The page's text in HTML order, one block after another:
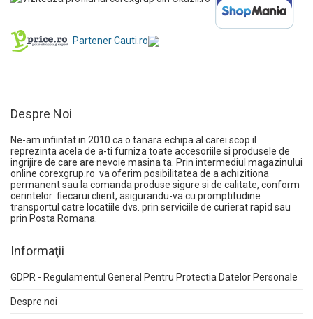
Partener Cauti.ro
Despre Noi
Ne-am infiintat in 2010 ca o tanara echipa al carei scop il
reprezinta acela de a-ti furniza toate accesoriile si produsele de
ingrijire de care are nevoie masina ta. Prin intermediul magazinului
online corexgrup.ro va oferim posibilitatea de a achizitiona
permanent sau la comanda produse sigure si de calitate, conform
cerintelor fiecarui client, asigurandu-va cu promptitudine
transportul catre locatiile dvs. prin serviciile de curierat rapid sau
prin Posta Romana.
Informaţii
GDPR - Regulamentul General Pentru Protectia Datelor Personale
Despre noi